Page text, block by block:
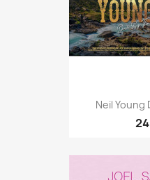
Neil Young